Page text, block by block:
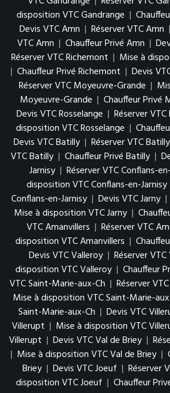
disposition VTC Gandrange |
Devis VTC Amn | Réserver VTC Amn |
VTC Amn | Chauffeur Privé Amn |
Réserver VTC Richemont | Mise à
| Chauffeur Privé Richemont | Devis
Réserver VTC Moyeuvre-Grande |
Moyeuvre-Grande | Chauffeur Privé
Devis VTC Rosselange | Réserver
disposition VTC Rosselange |
Devis VTC Batilly | Réserver VTC Batilly
VTC Batilly | Chauffeur Privé Batilly |
Jarnisy | Réserver VTC Conflans-
disposition VTC Conflans-en-Jarnisy
Conflans-en-Jarnisy | Devis VTC Jarny |
Mise à disposition VTC Jarny |
VTC Amanvillers | Réserver VTC
disposition VTC Amanvillers |
Devis VTC Valleroy | Réserver
disposition VTC Valleroy | Chauffeur
VTC Saint-Marie-aux-Ch | Réserver
Mise à disposition VTC Saint-Marie-
Saint-Marie-aux-Ch | Devis VTC
Villerupt | Mise à disposition VTC
Villerupt | Devis VTC Val de Briey |
| Mise à disposition VTC Val de Briey |
Briey | Devis VTC Joeuf | Réserver
disposition VTC Joeuf | Chauffeur